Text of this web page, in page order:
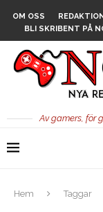
OM OSS
BLI SKRIBENT PÅ
Av gamers, för
Hem Taggar